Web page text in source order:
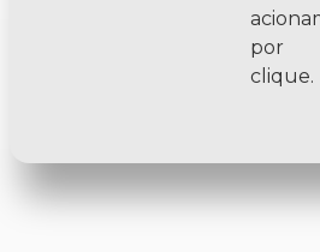
por
clique.